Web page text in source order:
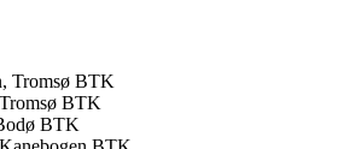
Tromsø BTK
BTK
BTK